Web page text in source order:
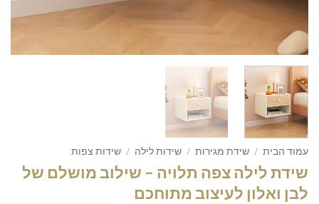
עמוד הבית / שידת מגירות / שידות לילה / שידות צפות
שידת לילה צפה תלויה – שילוב מושלם של
לבן ואלון לעיצוב מתוחכם